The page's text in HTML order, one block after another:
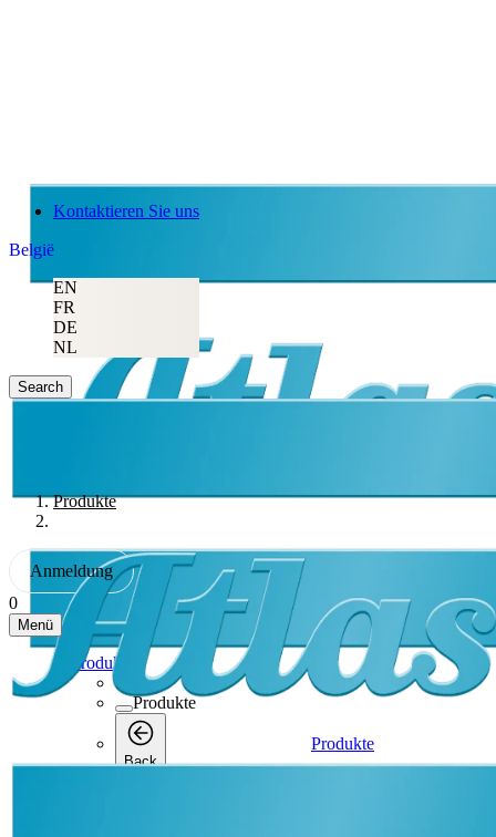
Kontaktieren Sie uns
België
EN
FR
DE
NL
Search
Produkte
Anmeldung
0
Menü
Produkte
Produkte
Back
Produkte